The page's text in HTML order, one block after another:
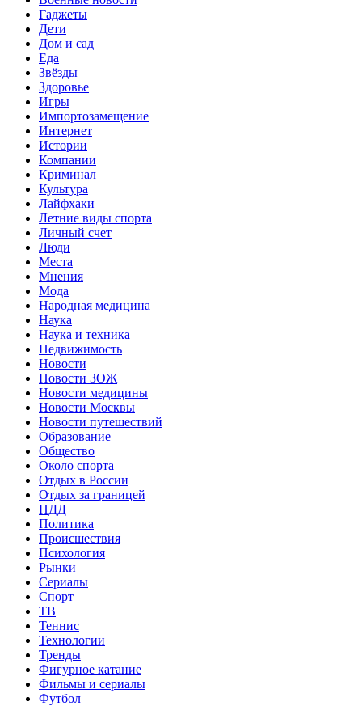
Гаджеты
Дети
Дом и сад
Еда
Звёзды
Здоровье
Игры
Импортозамещение
Интернет
Истории
Компании
Криминал
Культура
Лайфхаки
Летние виды спорта
Личный счет
Люди
Места
Мнения
Мода
Народная медицина
Наука
Наука и техника
Недвижимость
Новости
Новости ЗОЖ
Новости медицины
Новости Москвы
Новости путешествий
Образование
Общество
Около спорта
Отдых в России
Отдых за границей
ПДД
Политика
Происшествия
Психология
Рынки
Сериалы
Спорт
ТВ
Теннис
Технологии
Тренды
Фигурное катание
Фильмы и сериалы
Футбол